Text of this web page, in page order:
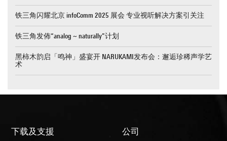
铁三角闪耀北京 infoComm 2025 展会 专业视听解决方案引关注
铁三角发佈“analog ~ naturally”计划
黑柿木韵启「鸣神」盛宴开 NARUKAMI发布会：邂逅珍稀声学艺
术
下载及支援 公司